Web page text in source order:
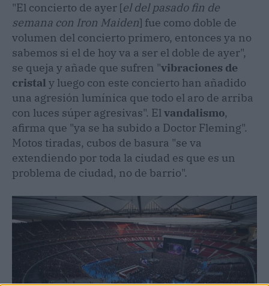
"El concierto de ayer [el del pasado fin de
semana con Iron Maiden] fue como doble de
volumen del concierto primero, entonces ya no
sabemos si el de hoy va a ser el doble de ayer",
se queja y añade que sufren "vibraciones de
cristal y luego con este concierto han añadido
una agresión lumínica que todo el aro de arriba
con luces súper agresivas". Elvandalismo,
afirma que "ya se ha subido a Doctor Fleming".
Motos tiradas, cubos de basura "se va
extendiendo por toda la ciudad es que es un
problema de ciudad, no de barrio".